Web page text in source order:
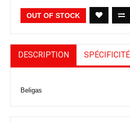
OUT OF STOCK
DESCRIPTION
Beligas